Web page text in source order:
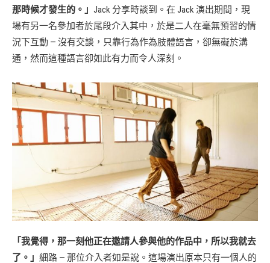
那時候才發生的。」 Jack 分享時談到。在 Jack 演出期間，現
場有另一名參加者於尾段介入其中，於是二人在毫無預習的情
況下互動 — 沒有交談，只靠行為作為肢體語言，卻無礙於溝
通，然而這種語言卻如此有力而令人深刻。
「我覺得，那一刻他正在邀請人參與他的作品中，所以我就去
了。」 細路 — 那位介入者如是說。這場演出原本只有一個人的